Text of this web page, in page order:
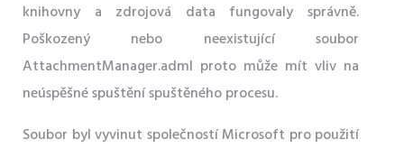
knihovny a zdrojová data fungovaly správně.
Poškozený nebo neexistující soubor
AttachmentManager.adml proto může mít vliv na
neúspěšné spuštění spuštěného procesu.
Soubor byl vyvinut společností Microsoft pro použití